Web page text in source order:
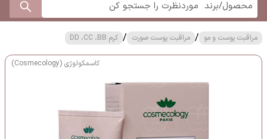
مراقبت پوست و مو / مراقبت پوست صورت / کرم DD ،CC ،BB
کاسمکولوژی (Cosmecology)